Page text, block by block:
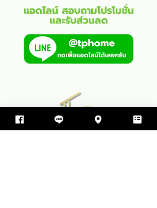
แอดไลน์ สอบถามโปรโมชั่น
และรับส่วนลด